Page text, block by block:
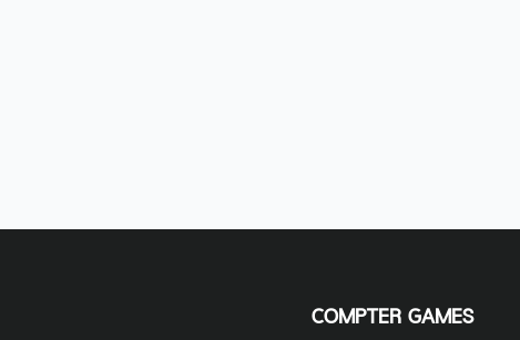
COMPTER GAMES